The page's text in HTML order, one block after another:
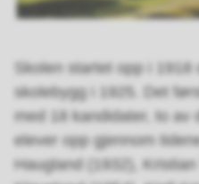
Skolen startet opp i
skolebygg i 1925. Det
med 18 kandidater, to av
elever opp gjennom
Haugland (1932),